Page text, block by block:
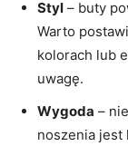
Styl – buty
Warto
kolorach lub
uwagę.
Wygoda –
noszenia jest